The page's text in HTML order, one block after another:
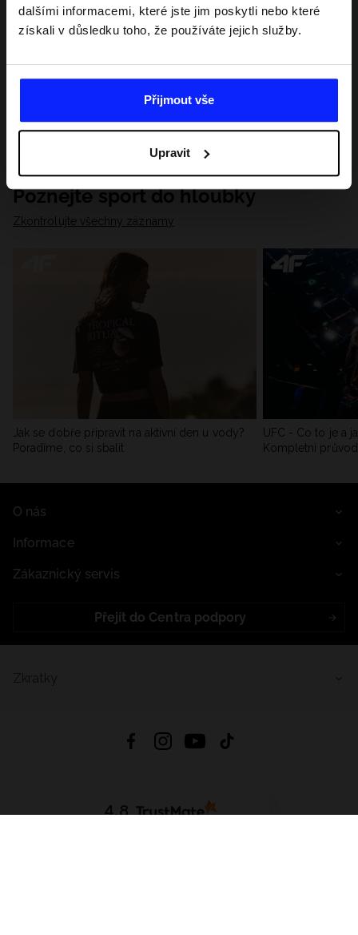
dalšími informacemi, které jste jim poskytli nebo které
získali v důsledku toho, že používáte jejich služby.
Přijmout vše
Upravit
Poznejte sport do hloubky
Zkontrolujte všechny záznamy
Jak se dobře připravit na aktivní den u vody?
Poradíme, co si sbalit
UFC - Co to je a
Kompletní
O nás
Informace
Zákaznický servis
Přejít do Centra podpory
4.8